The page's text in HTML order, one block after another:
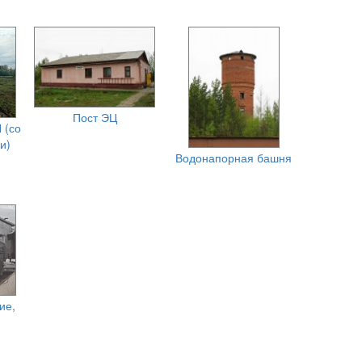
(со
Пост ЭЦ
Водонапорная башня